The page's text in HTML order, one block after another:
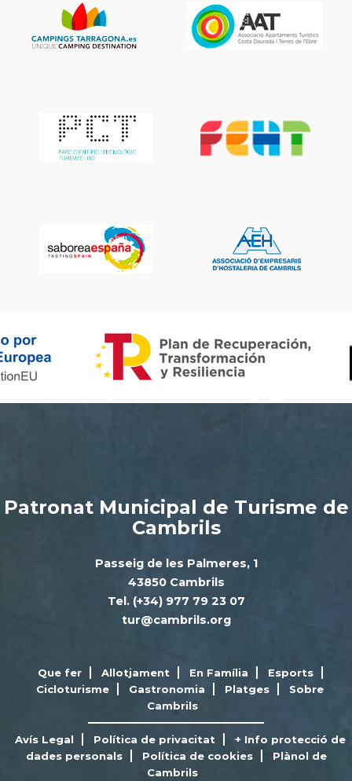
Patronat Municipal de Turisme de
Cambrils
Passeig de les Palmeres, 1
43850 Cambrils
Tel. (+34) 977 79 23 07
tur@cambrils.org
Que fer Allotjament En Família
Esports
Cicloturisme
Gastronomia Platges
Sobre
Cambrils
Avís Legal Política de privacitat
+ Info protecció de
dades personals
Política de cookies
Plànol de
Cambrils